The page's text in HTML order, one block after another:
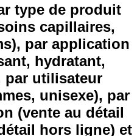
type de produit
capillaires,
par application
hydratant,
par utilisateur
unisexe), par
(vente au détail
hors ligne) et